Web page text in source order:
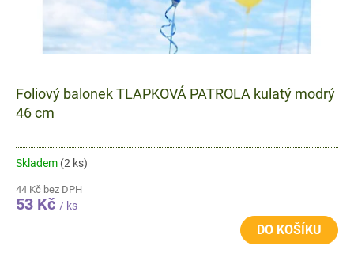
Foliový balonek TLAPKOVÁ PATROLA kulatý modrý
46 cm
Skladem (2 ks)
44 Kč bez DPH
53 Kč / ks
DO KOŠÍKU